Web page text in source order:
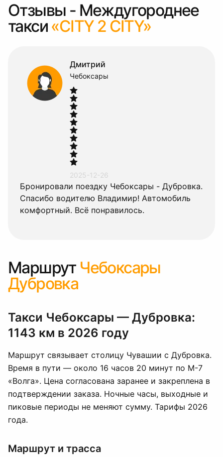
Отзывы - Междугороднее
такси «CITY 2 CITY»
Полина
Чебоксары
2025-12-26
Ехали по маршруту Чебоксары - Дубровка.
Водитель Николай приехал вовремя. В
салоне было прохладно. Дорога прошла
Маршрут Чебоксары
Дубровка
Такси Чебоксары — Дубровка:
1143 км в 2026 году
Маршрут связывает столицу Чувашии с Дубровка.
Время в пути — около 16 часов 20 минут по М-7
«Волга». Цена согласована заранее и закреплена в
подтверждении заказа. Ночные часы, выходные и
пиковые периоды не меняют сумму. Тарифы 2026
года.
Маршрут и трасса